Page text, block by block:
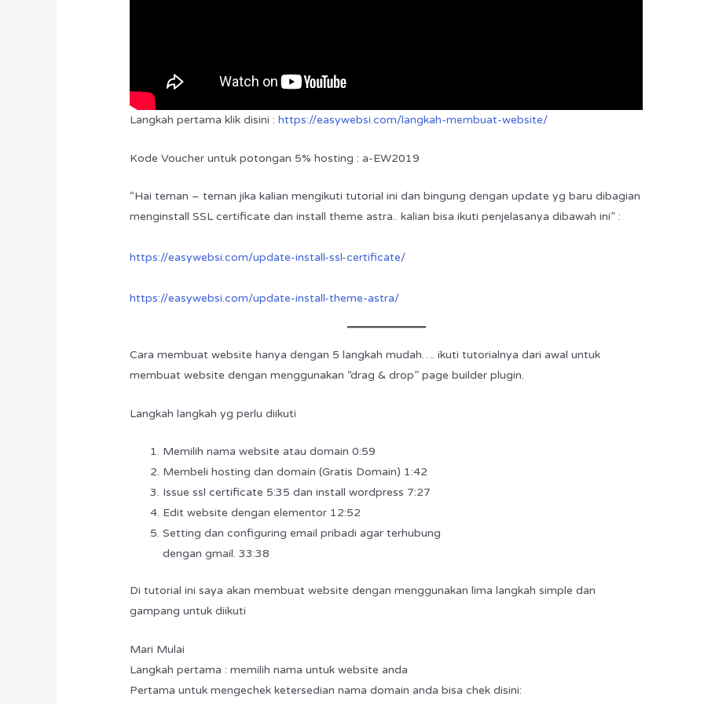
Langkah pertama klik disini :https://easywebsi.com/langkah-membuat-website/
Kode Voucher untuk potongan 5% hosting : a-EW2019
“Hai teman – teman jika kalian mengikuti tutorial ini dan bingung dengan update yg baru dibagian
menginstall SSL certificate dan install theme astra.. kalian bisa ikuti penjelasanya dibawah ini” :
https://easywebsi.com/update-install-ssl-certificate/
https://easywebsi.com/update-install-theme-astra/
Cara membuat website hanya dengan 5 langkah mudah…. ikuti tutorialnya dari awal untuk
membuat website dengan menggunakan “drag & drop” page builder plugin.
Langkah langkah yg perlu diikuti
Memilih nama website atau domain 0:59
Membeli hosting dan domain (Gratis Domain) 1:42
Issue ssl certificate 5:35 dan install wordpress 7:27
Edit website dengan elementor 12:52
Setting dan configuring email pribadi agar terhubung
dengan gmail. 33:38
Di tutorial ini saya akan membuat website dengan menggunakan lima langkah simple dan
gampang untuk diikuti
Mari Mulai
Langkah pertama : memilih nama untuk website anda
Pertama untuk mengechek ketersedian nama domain anda bisa chek disini: